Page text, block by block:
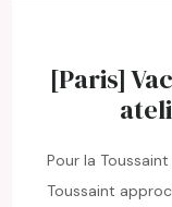
[Paris]
Pour la
Toussaint